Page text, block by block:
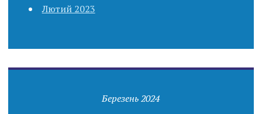
Лютий 2023
Березень 2024